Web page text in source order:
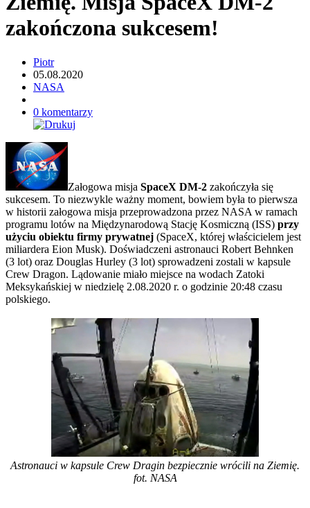
zakończona sukcesem!
Piotr
05.08.2020
NASA
0 komentarzy
Załogowa misja SpaceX DM-2 zakończyła się
sukcesem. To niezwykle ważny moment, bowiem była to pierwsza
w historii załogowa misja przeprowadzona przez NASA w ramach
programu lotów na Międzynarodową Stację Kosmiczną (ISS) przy
użyciu obiektu firmy prywatnej (SpaceX, której właścicielem jest
miliardera Eion Musk). Doświadczeni astronauci Robert Behnken
(3 lot) oraz Douglas Hurley (3 lot) sprowadzeni zostali w kapsule
Crew Dragon. Lądowanie miało miejsce na wodach Zatoki
Meksykańskiej w niedzielę 2.08.2020 r. o godzinie 20:48 czasu
polskiego.
Astronauci w kapsule Crew Dragin bezpiecznie wrócili na Ziemię.
fot. NASA